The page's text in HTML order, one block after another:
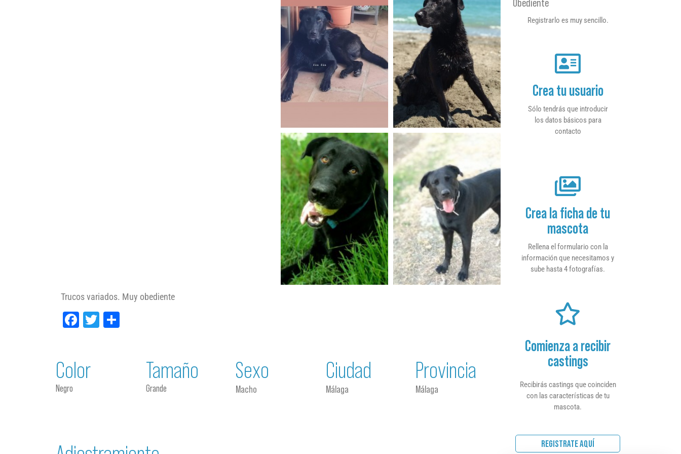
Trucos variados. Muy obediente
Facebook
Twitter
Color
Negro
Tamaño
Grande
Sexo
Macho
Ciudad
Málaga
Provincia
Málaga
Obediente
Registrarlo es muy sencillo.
Crea tu usuario
Sólo tendrás que introducir
los datos básicos para
contacto
Crea la ficha de tu
mascota
Rellena el formulario con la
información que necesitamos y
sube hasta 4 fotografías.
Comienza a recibir
castings
Recibirás castings que coinciden
con las características de tu
mascota.
REGISTRATE AQUÍ